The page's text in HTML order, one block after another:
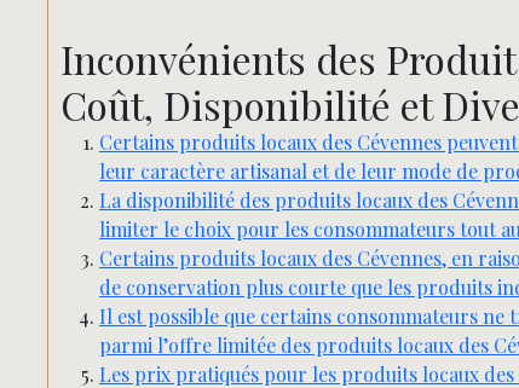
Inconvénients des
Coût, Disponibilité et
Certains produits locaux des Cévennes
leur caractère artisanal et de leur mode de
La disponibilité des produits locaux des
limiter le choix pour les consommateurs tout
Certains produits locaux des Cévennes, en
de conservation plus courte que les produits
Il est possible que certains consommateurs
parmi l’offre limitée des produits locaux des
Les prix pratiqués pour les produits locaux